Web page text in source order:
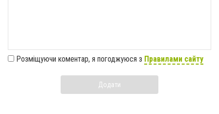
Розміщуючи коментар, я погоджуюся з Правилами сайту
Додати